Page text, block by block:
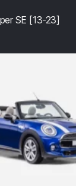
SE [13-23]